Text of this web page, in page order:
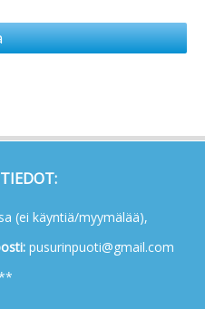
(ei käyntiä/myymälää),
pusurinpuoti@gmail.com